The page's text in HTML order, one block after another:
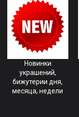
Новинки
украшений,
бижутерии дня,
месяца, недели